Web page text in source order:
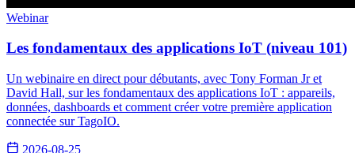
Webinar
Les fondamentaux des applications IoT (niveau 101)
Un webinaire en direct pour débutants, avec Tony Forman Jr et
David Hall, sur les fondamentaux des applications IoT : appareils,
données, dashboards et comment créer votre première application
connectée sur TagoIO.
2026-08-25